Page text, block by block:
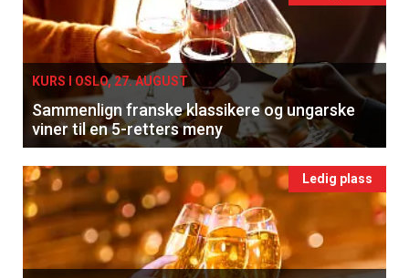
KURS I OSLO, 27. AUGUST
Sammenlign franske klassikere og ungarske
viner til en 5-retters meny
Ledig plass